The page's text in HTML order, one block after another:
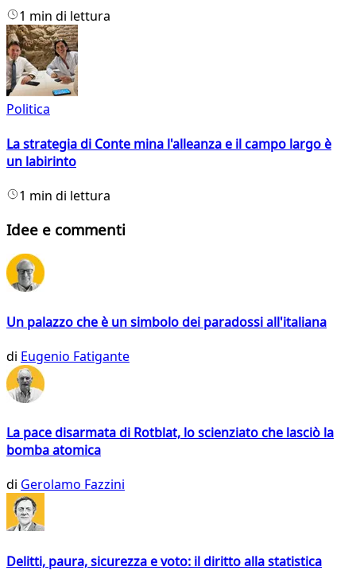
1 min di lettura
Politica
La strategia di Conte mina l'alleanza e il campo largo è
un labirinto
1 min di lettura
Idee e commenti
Un palazzo che è un simbolo dei paradossi all'italiana
di Eugenio Fatigante
La pace disarmata di Rotblat, lo scienziato che lasciò la
bomba atomica
di Gerolamo Fazzini
Delitti, paura, sicurezza e voto: il diritto alla statistica